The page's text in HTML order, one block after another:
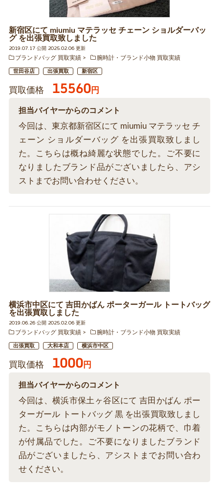
新宿区にて miumiu マテラッセ チェーン ショルダーバッ
グ を出張買取致しました
2019.07.17 公開 2025.02.06 更新
ブランドバッグ 買取実績
腕時計・ブランド小物 買取実績
世田谷店 出張買取 新宿区
買取価格 15560円
担当バイヤーからのコメント
今回は、東京都新宿区にて miumiu マテラッセ チ
ェーン ショルダーバッグ を出張買取致しまし
た。こちらは概ね綺麗な状態でした。ご不要に
なりましたブランド品がございましたら、アシ
ストまでお問い合わせください。
横浜市中区にて 吉田かばん ポーターガール トートバッグ
を出張買取しました
2019.06.26 公開 2025.02.06 更新
ブランドバッグ 買取実績
腕時計・ブランド小物 買取実績
出張買取 大和本店 横浜市中区
買取価格 1000円
担当バイヤーからのコメント
今回は、横浜市保土ヶ谷区にて 吉田かばん ポー
ターガール トートバッグ 黒 を出張買取致しまし
た。こちらは内部がモノトーンの花柄で、巾着
が付属品でした。ご不要になりましたブランド
品がございましたら、アシストまでお問い合わ
せください。